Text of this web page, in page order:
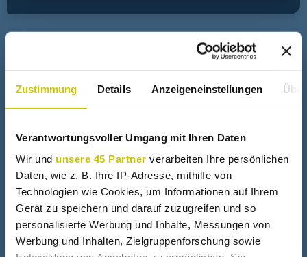
Zustimmung Details Anzeigeneinstellungen
Verantwortungsvoller Umgang mit Ihren Daten
Wir und unsere 45 Partner verarbeiten Ihre persönlichen
Daten, wie z. B. Ihre IP-Adresse, mithilfe von
Technologien wie Cookies, um Informationen auf Ihrem
Gerät zu speichern und darauf zuzugreifen und so
personalisierte Werbung und Inhalte, Messungen von
Werbung und Inhalten, Zielgruppenforschung sowie
+
Solarkocher
1 Euro Solarkocher
Wasserlinse zum Kochen
Der Wasserlinsen Kochtest